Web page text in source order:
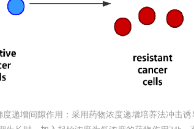
增间隙作用：采用药物浓度递增培养法冲击诱